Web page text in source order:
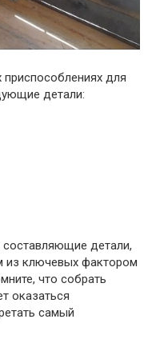
приспособлениях для
детали:
детали,
из ключевых фактором
что собрать
оказаться
самый